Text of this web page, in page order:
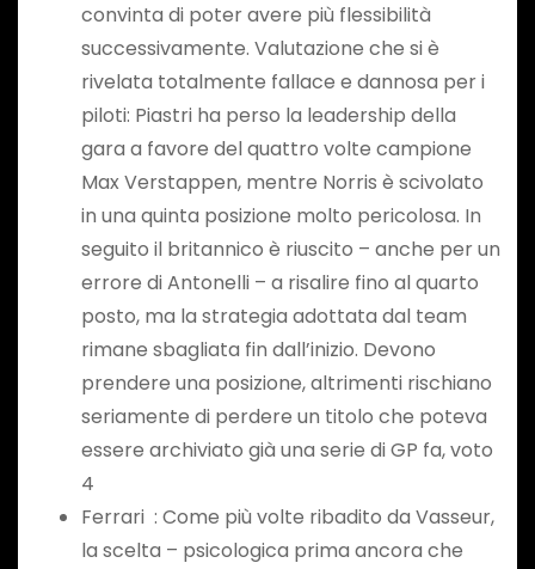
convinta di poter avere più flessibilità
successivamente. Valutazione che si è
rivelata totalmente fallace e dannosa per i
piloti: Piastri ha perso la leadership della
gara a favore del quattro volte campione
Max Verstappen, mentre Norris è scivolato
in una quinta posizione molto pericolosa. In
seguito il britannico è riuscito – anche per un
errore di Antonelli – a risalire fino al quarto
posto, ma la strategia adottata dal team
rimane sbagliata fin dall’inizio. Devono
prendere una posizione, altrimenti rischiano
seriamente di perdere un titolo che poteva
essere archiviato già una serie di GP fa, voto
4
Ferrari : Come più volte ribadito da Vasseur,
la scelta – psicologica prima ancora che